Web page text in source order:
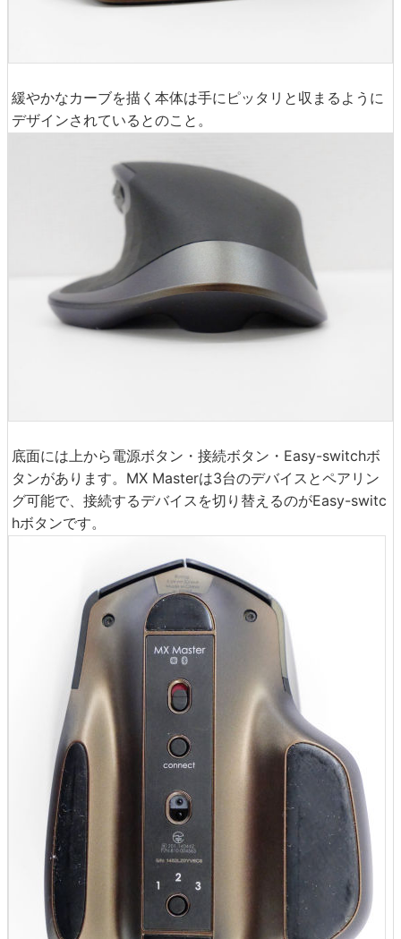
緩やかなカーブを描く本体は手にピッタリと収まるように
デザインされているとのこと。
底面には上から電源ボタン・接続ボタン・Easy-switchボ
タンがあります。MX Masterは3台のデバイスとペアリン
グ可能で、接続するデバイスを切り替えるのがEasy-switc
hボタンです。